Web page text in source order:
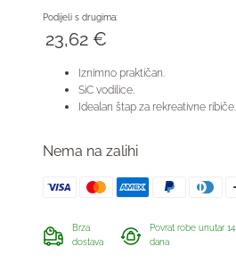
Podijeli s drugima:
23,62 €
Iznimno praktičan.
SiC vodilice.
Idealan štap za rekreativne ribiče.
Nema na zalihi
Brza
dostava
Povrat robe unutar 14
dana